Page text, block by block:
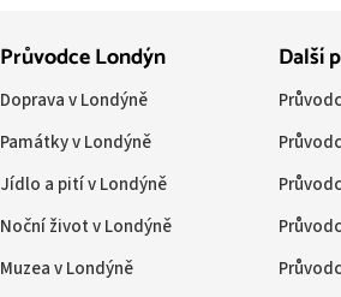
Průvodce Londýn
Doprava v Londýně
Památky v Londýně
Jídlo a pití v Londýně
Noční život v Londýně
Muzea v Londýně
Další